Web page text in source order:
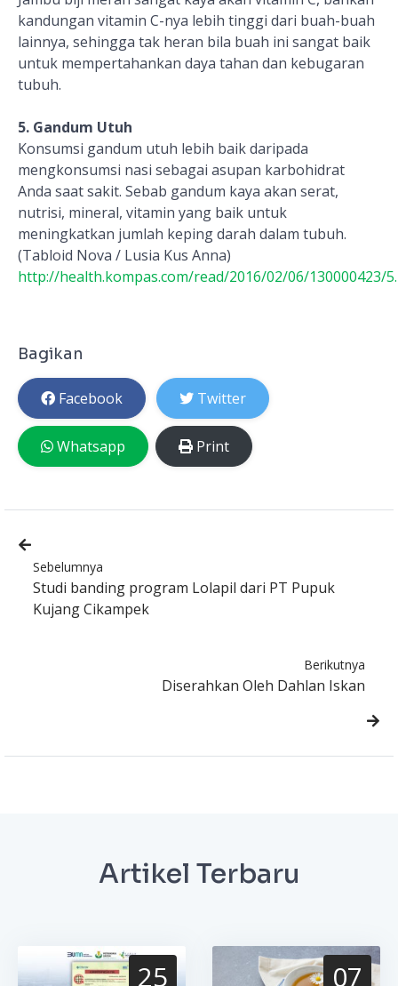
kandungan vitamin C-nya lebih tinggi dari buah-buah
lainnya, sehingga tak heran bila buah ini sangat baik
untuk mempertahankan daya tahan dan kebugaran
tubuh.
5. Gandum Utuh
Konsumsi gandum utuh lebih baik daripada
mengkonsumsi nasi sebagai asupan karbohidrat
Anda saat sakit. Sebab gandum kaya akan serat,
nutrisi, mineral, vitamin yang baik untuk
meningkatkan jumlah keping darah dalam tubuh.
(Tabloid Nova / Lusia Kus Anna)
http://health.kompas.com/read/2016/02/06/130000423/
Bagikan
Facebook Twitter
Whatsapp Print
Sebelumnya
Studi banding program Lolapil dari PT Pupuk
Kujang Cikampek
Berikutnya
Diserahkan Oleh Dahlan Iskan
Artikel Terbaru
25 07